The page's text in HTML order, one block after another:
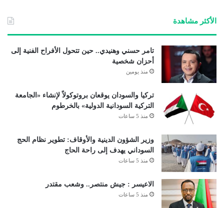
الأكثر مشاهدة
تامر حسني وهنيدي.. حين تتحول الأفراح الفنية إلى
أحزان شخصية
منذ يومين
تركيا والسودان يوقعان بروتوكولاً لإنشاء «الجامعة
التركية السودانية الدولية» بالخرطوم
منذ 5 ساعات
وزير الشؤون الدينية والأوقاف: تطوير نظام الحج
السوداني يهدف إلى راحة الحاج
منذ 5 ساعات
الاعيسر : جيش منتصر.. وشعب مقتدر
منذ 5 ساعات